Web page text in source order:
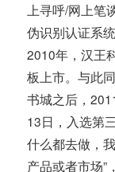
上寻呼/网上
伪识别认证系
2010年，汉王
板上市。与此
书城之后，
13日，入选第
什么都去做，
产品或者市场”